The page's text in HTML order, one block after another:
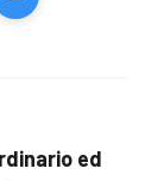
ed